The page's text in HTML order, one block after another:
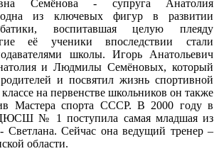
Семёнова - супруга Анатолия
одна из ключевых фигур в развитии
воспитавшая целую плеяду
её ученики впоследствии стали
школы. Игорь Анатольевич
и Людмилы Семёновых, который
и посвятил жизнь спортивной
на первенстве школьников он также
Мастера спорта СССР. В 2000 году в
ДЮСШ № 1 поступила самая младшая из
Светлана. Сейчас она ведущий тренер –
области.